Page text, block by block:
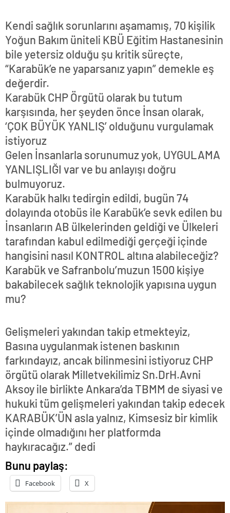
Kendi sağlık sorunlarını aşamamış, 70 kişilik
Yoğun Bakım üniteli KBÜ Eğitim Hastanesinin
bile yetersiz olduğu şu kritik süreçte,
“Karabük’e ne yaparsanız yapın” demekle eş
değerdir.
Karabük CHP Örgütü olarak bu tutum
karşısında, her şeyden önce İnsan olarak,
‘ÇOK BÜYÜK YANLIŞ’ olduğunu vurgulamak
istiyoruz
Gelen İnsanlarla sorunumuz yok, UYGULAMA
YANLIŞLIĞI var ve bu anlayışı doğru
bulmuyoruz.
Karabük halkı tedirgin edildi, bugün 74
dolayında otobüs ile Karabük’e sevk edilen bu
İnsanların AB ülkelerinden geldiği ve Ülkeleri
tarafından kabul edilmediği gerçeği içinde
hangisini nasıl KONTROL altına alabileceğiz?
Karabük ve Safranbolu’muzun 1500 kişiye
bakabilecek sağlık teknolojik yapısına uygun
mu?
Gelişmeleri yakından takip etmekteyiz,
Basına uygulanmak istenen baskının
farkındayız, ancak bilinmesini istiyoruz CHP
örgütü olarak Milletvekilimiz Sn.DrH.Avni
Aksoy ile birlikte Ankara’da TBMM de siyasi ve
hukuki tüm gelişmeleri yakından takip edecek
KARABÜK’ÜN asla yalnız, Kimsesiz bir kimlik
içinde olmadığını her platformda
haykıracağız.” dedi
Bunu paylaş:
Facebook X